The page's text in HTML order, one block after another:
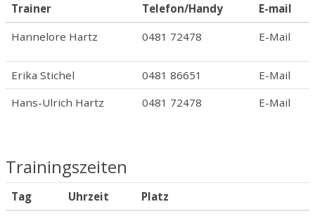
Trainer Telefon/Handy
E-mail
Hannelore Hartz
0481 72478 E-Mail
Erika Stichel 0481 86651
E-Mail
Hans-Ulrich Hartz
0481 72478 E-Mail
Trainingszeiten
Tag Uhrzeit
Platz